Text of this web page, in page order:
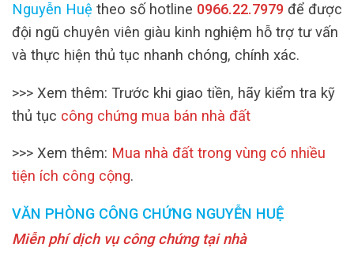
Nguyễn Huệ theo số hotline 0966.22.7979 để được
đội ngũ chuyên viên giàu kinh nghiệm hỗ trợ tư vấn
và thực hiện thủ tục nhanh chóng, chính xác.
>>> Xem thêm: Trước khi giao tiền, hãy kiểm tra kỹ
thủ tục công chứng mua bán nhà đất
>>> Xem thêm: Mua nhà đất trong vùng có nhiều
tiện ích công cộng.
VĂN PHÒNG CÔNG CHỨNG NGUYỄN HUỆ
Miễn phí dịch vụ công chứng tại nhà